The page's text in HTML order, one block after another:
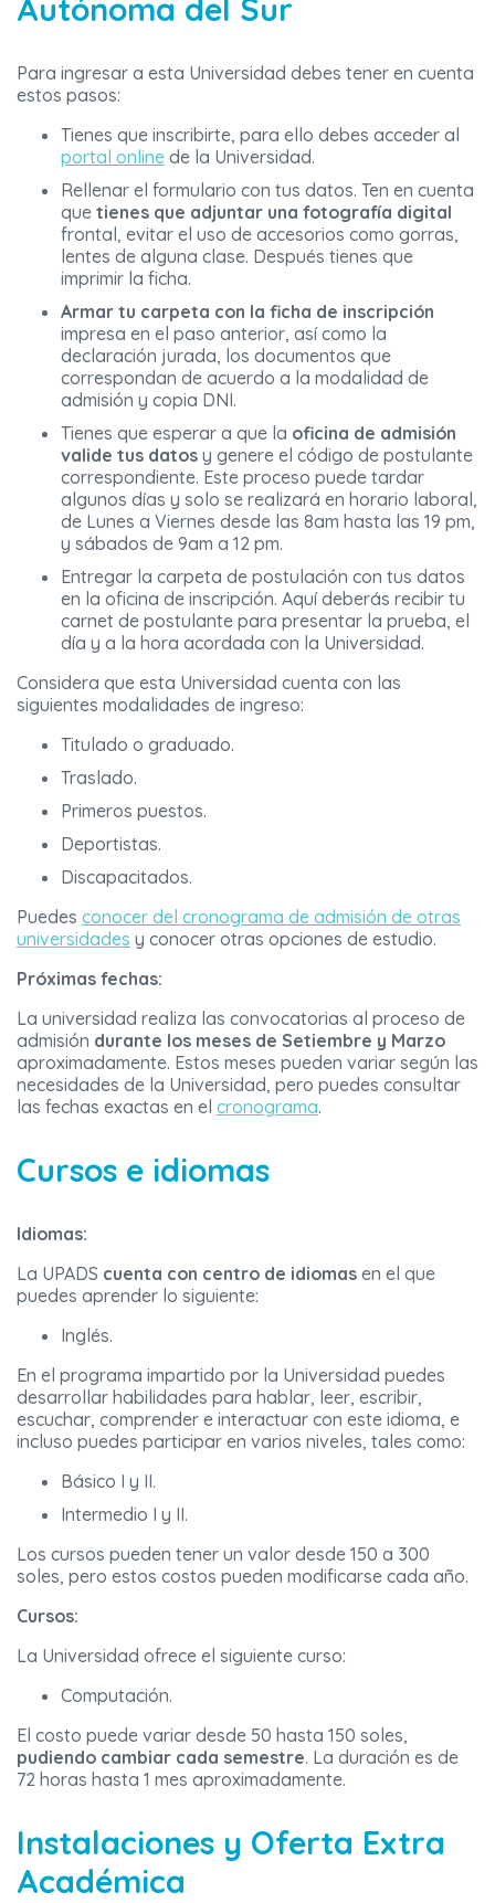
Autónoma del Sur
Para ingresar a esta Universidad debes tener en cuenta
estos pasos:
Tienes que inscribirte, para ello debes acceder al
portal online de la Universidad.
Rellenar el formulario con tus datos. Ten en cuenta
que tienes que adjuntar una fotografía digital
frontal, evitar el uso de accesorios como gorras,
lentes de alguna clase. Después tienes que
imprimir la ficha.
Armar tu carpeta con la ficha de inscripción
impresa en el paso anterior, así como la
declaración jurada, los documentos que
correspondan de acuerdo a la modalidad de
admisión y copia DNI.
Tienes que esperar a que la oficina de admisión
valide tus datos y genere el código de postulante
correspondiente. Este proceso puede tardar
algunos días y solo se realizará en horario laboral,
de Lunes a Viernes desde las 8am hasta las 19 pm,
y sábados de 9am a 12 pm.
Entregar la carpeta de postulación con tus datos
en la oficina de inscripción. Aquí deberás recibir tu
carnet de postulante para presentar la prueba, el
día y a la hora acordada con la Universidad.
Considera que esta Universidad cuenta con las
siguientes modalidades de ingreso:
Titulado o graduado.
Traslado.
Primeros puestos.
Deportistas.
Discapacitados.
Puedes conocer del cronograma de admisión de otras
universidades y conocer otras opciones de estudio.
Próximas fechas:
La universidad realiza las convocatorias al proceso de
admisión durante los meses de Setiembre y Marzo
aproximadamente. Estos meses pueden variar según las
necesidades de la Universidad, pero puedes consultar
las fechas exactas en el cronograma.
Cursos e idiomas
Idiomas:
La UPADS cuenta con centro de idiomas en el que
puedes aprender lo siguiente:
Inglés.
En el programa impartido por la Universidad puedes
desarrollar habilidades para hablar, leer, escribir,
escuchar, comprender e interactuar con este idioma, e
incluso puedes participar en varios niveles, tales como:
Básico I y II.
Intermedio I y II.
Los cursos pueden tener un valor desde 150 a 300
soles, pero estos costos pueden modificarse cada año.
Cursos:
La Universidad ofrece el siguiente curso:
Computación.
El costo puede variar desde 50 hasta 150 soles,
pudiendo cambiar cada semestre. La duración es de
72 horas hasta 1 mes aproximadamente.
Instalaciones y Oferta Extra
Académica